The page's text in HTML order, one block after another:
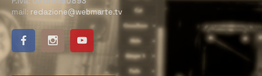
mail: redazione@webmarte.tv